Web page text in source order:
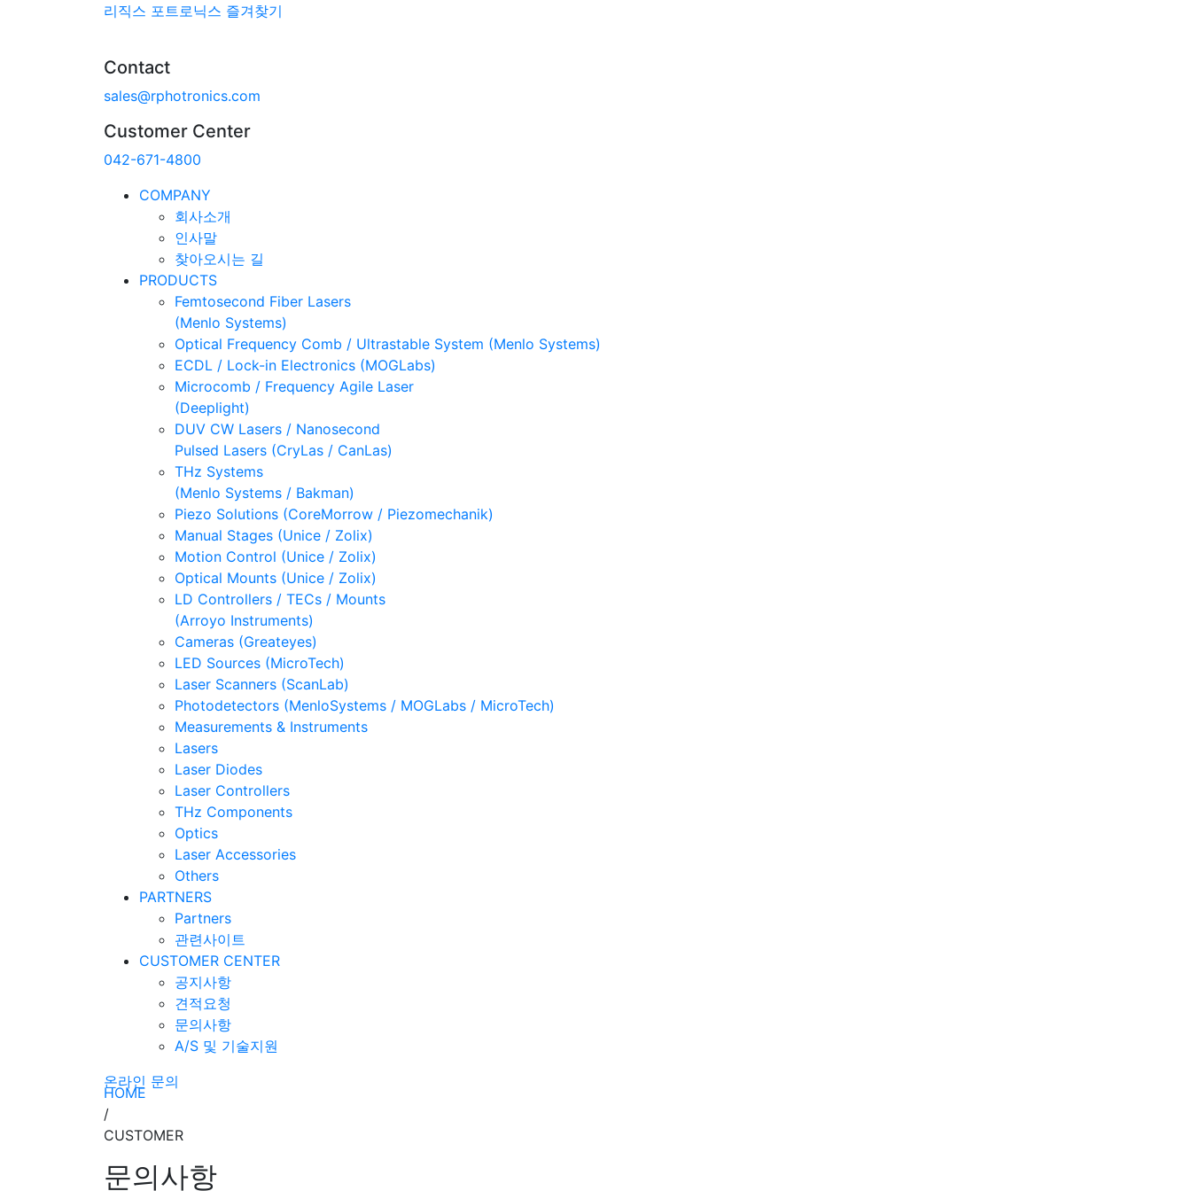
리직스 포트로닉스 즐겨찾기
Contact
sales@rphotronics.com
Customer Center
042-671-4800
COMPANY
회사소개
인사말
찾아오시는 길
PRODUCTS
Femtosecond Fiber Lasers
(Menlo Systems)
Optical Frequency Comb / Ultrastable System (Menlo Systems)
ECDL / Lock-in Electronics (MOGLabs)
Microcomb / Frequency Agile Laser
(Deeplight)
DUV CW Lasers / Nanosecond
Pulsed Lasers (CryLas / CanLas)
THz Systems
(Menlo Systems / Bakman)
Piezo Solutions (CoreMorrow / Piezomechanik)
Manual Stages (Unice / Zolix)
Motion Control (Unice / Zolix)
Optical Mounts (Unice / Zolix)
LD Controllers / TECs / Mounts
(Arroyo Instruments)
Cameras (Greateyes)
LED Sources (MicroTech)
Laser Scanners (ScanLab)
Photodetectors (MenloSystems / MOGLabs / MicroTech)
Measurements & Instruments
Lasers
Laser Diodes
Laser Controllers
THz Components
Optics
Laser Accessories
Others
PARTNERS
Partners
관련사이트
CUSTOMER CENTER
공지사항
견적요청
문의사항
A/S 및 기술지원
온라인 문의
HOME
/
CUSTOMER
문의사항